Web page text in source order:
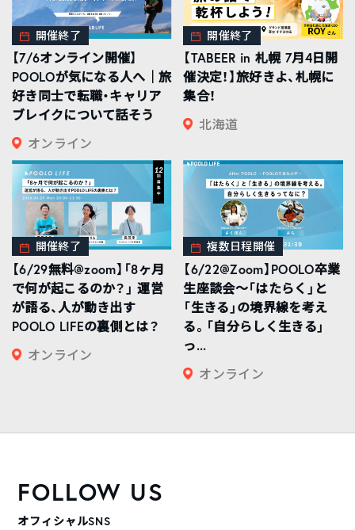
開催終了
【7/6オンライン開催】
POOLOが気になる人へ｜旅
好き同士で転職・キャリア
ブレイクについて話そう
オンライン
開催終了
【TABEER in 札幌 7月4日開
催決定！】旅好きよ、札幌に
集合！
北海道
開催終了
【6/29無料@zoom】「8ヶ月
で何が起こるのか？」 運営
が語る、人が動き出す
POOLO LIFEの裏側とは？
オンライン
複数日程開催
【6/22@Zoom】POOLO卒業
生座談会〜「はたらく」と
「生きる」の境界線を考え
る。「自分らしく生きる」
っ...
オンライン
FOLLOW US
オフィシャルSNS